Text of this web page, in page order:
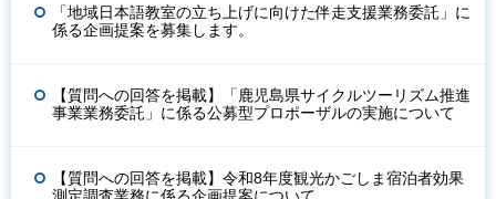
「地域日本語教室の立ち上げに向けた伴走支援業務委託」に
係る企画提案を募集します。
【質問への回答を掲載】「鹿児島県サイクルツーリズム推進
事業業務委託」に係る公募型プロポーザルの実施について
【質問への回答を掲載】令和8年度観光かごしま宿泊者効果
測定調査業務に係る企画提案について